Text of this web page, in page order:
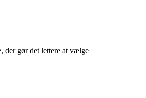
der gør det lettere at vælge